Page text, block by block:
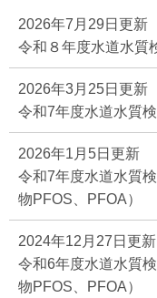
2026年7月29日更新
令和８年度水道水質
2026年3月25日更新
令和7年度水道水質
2026年1月5日更新
令和7年度水道水質
物PFOS、PFOA）
2024年12月27日更新
令和6年度水道水質
物PFOS、PFOA）